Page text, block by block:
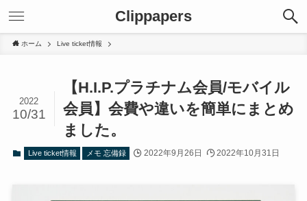
Clippapers
ホーム Live ticket情報
【H.I.P.プラチナム会員/モバイル
会員】会費や違いを簡単にまとめ
ました。
2022
10/31
Live ticket情報 メモ 忘備録 2022年9月26日 2022年10月31日